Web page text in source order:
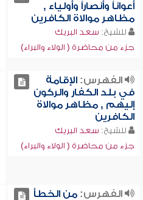
أعواناً وأنصاراً وأولياء ,
مظاهر موالاة الكافرين
للشيخ: سعد البريك
جزء من محاضرة ( الولاء والبراء)
الفهرس:الإقامة
في بلد الكفار والركون
إليهم , مظاهر موالاة
الكافرين
للشيخ: سعد البريك
جزء من محاضرة ( الولاء والبراء)
الفهرس:من الخطأ